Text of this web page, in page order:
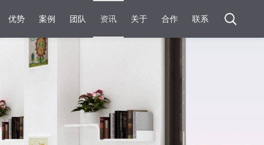
优势 案例 团队 资讯 关于 合作 联系